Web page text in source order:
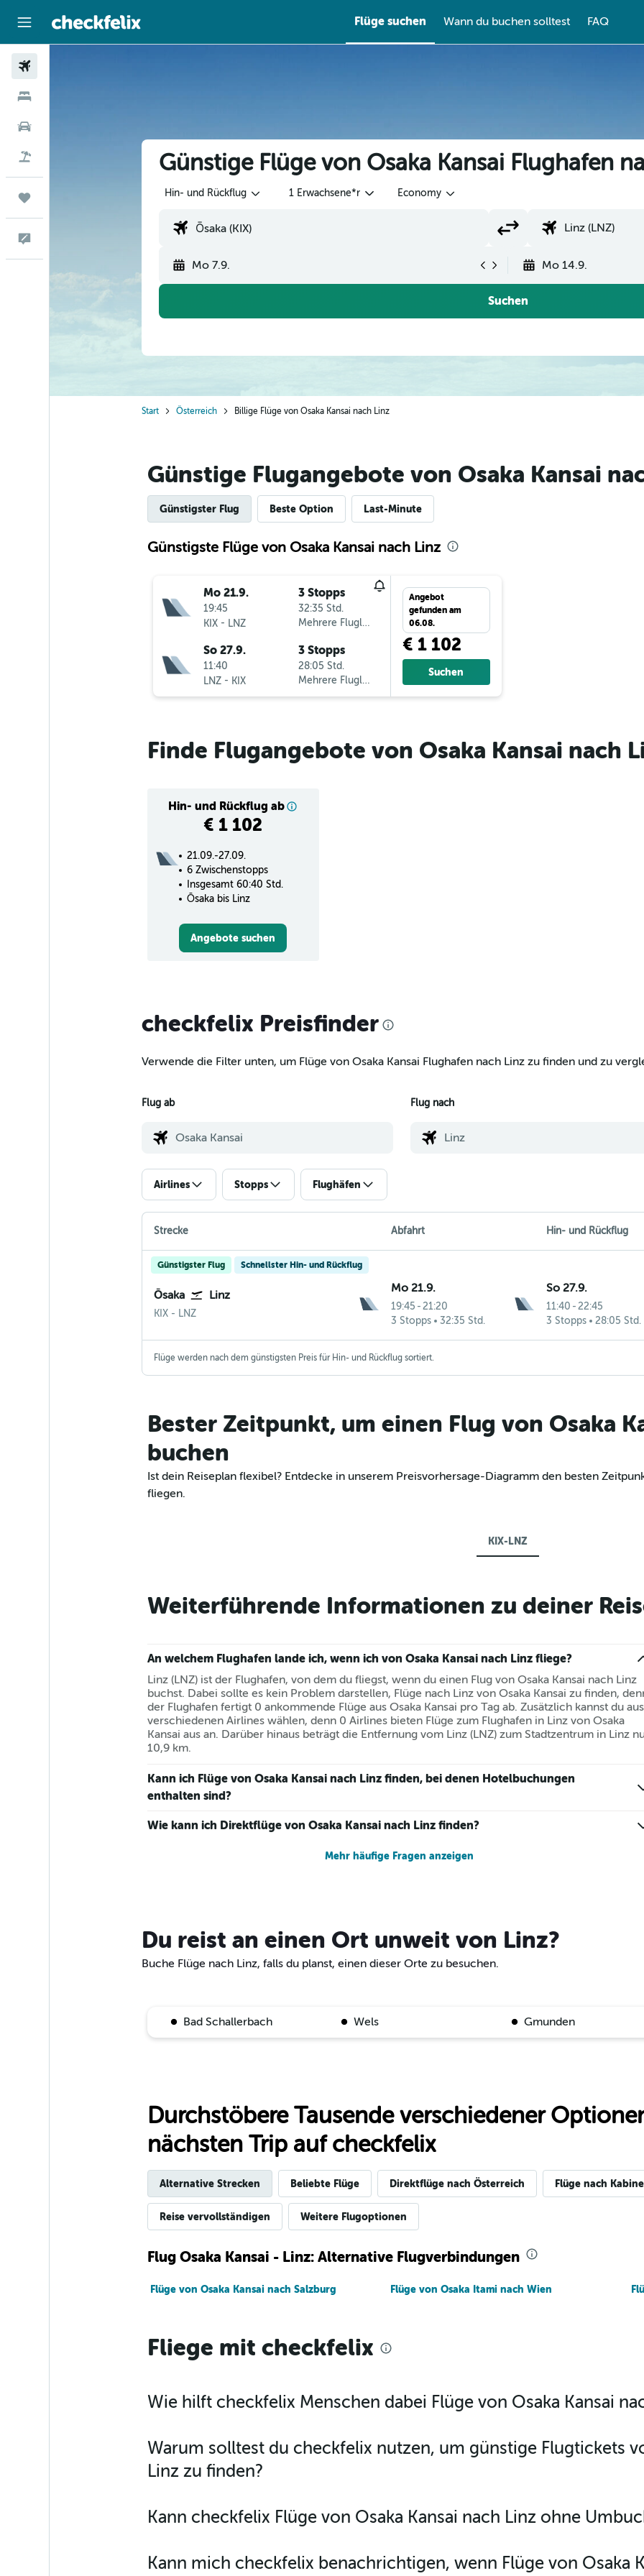
Flüge suchen Wann du buchen solltest FAQ
Günstige Flüge von Osaka Kansai Flughafen
Hin- und Rückflug 1 Erwachsene*r Economy
Mo 7.9. Mo 14.9.
Suchen
Start Österreich Billige Flüge von Osaka Kansai nach Linz
Günstige Flugangebote von Osaka Kansai
Günstigster Flug Beste Option Last-Minute
Günstigste Flüge von Osaka Kansai nach Linz
Mo 21.9.
19:45
KIX- LNZ
3 Stopps
32:35 Std.
Mehrere Fluglinien
So 27.9.
11:40
LNZ- KIX
3 Stopps
28:05 Std.
Mehrere Fluglinien
Angebot
gefunden am
06.08.
€ 1 102
Suchen
Finde Flugangebote von Osaka Kansai nach
Hin- und Rückflug ab
€ 1 102
21.09.-27.09.
6 Zwischenstopps
Insgesamt 60:40 Std.
Ōsaka bis Linz
Angebote suchen
checkfelix Preisfinder
Verwende die Filter unten, um Flüge von Osaka Kansai Flughafen nach Linz zu finden und zu
Flug ab Flug nach
Airlines Stopps Flughäfen
Strecke Abfahrt Hin- und Rückflug
Günstigster Flug Schnellster Hin- und Rückflug
Ōsaka Linz
KIX Osaka Kansai
- LNZ
Mo 21.9.
19:45 - 21:20
3 Stopps
32:35 Std.
So 27.9.
11:40 - 22:45
3 Stopps
28:05 Std.
Flüge werden nach dem günstigsten Preis für Hin- und Rückflug sortiert.
Bester Zeitpunkt, um einen Flug von Osaka
buchen
Ist dein Reiseplan flexibel? Entdecke in unserem Preisvorhersage-Diagramm den besten
fliegen.
KIX-LNZ
Weiterführende Informationen zu deiner
An welchem Flughafen lande ich, wenn ich von Osaka Kansai nach Linz fliege?
Linz (LNZ) ist der Flughafen, von dem du fliegst, wenn du einen Flug von Osaka Kansai nach Linz
buchst. Dabei sollte es kein Problem darstellen, Flüge nach Linz von Osaka Kansai zu finden,
der Flughafen fertigt 0 ankommende Flüge aus Osaka Kansai pro Tag ab. Zusätzlich kannst du aus
verschiedenen Airlines wählen, denn 0 Airlines bieten Flüge zum Flughafen in Linz von Osaka
Kansai aus an. Darüber hinaus beträgt die Entfernung vom Linz (LNZ) zum Stadtzentrum in Linz
10,9 km.
Kann ich Flüge von Osaka Kansai nach Linz finden, bei denen Hotelbuchungen
enthalten sind?
Wie kann ich Direktflüge von Osaka Kansai nach Linz finden?
Mehr häufige Fragen anzeigen
Du reist an einen Ort unweit von Linz?
Buche Flüge nach Linz, falls du planst, einen dieser Orte zu besuchen.
Bad Schallerbach Wels Gmunden
Durchstöbere Tausende verschiedener
nächsten Trip auf checkfelix
Alternative Strecken Beliebte Flüge Direktflüge nach Österreich Flüge nach
Reise vervollständigen Weitere Flugoptionen
Flug Osaka Kansai - Linz: Alternative Flugverbindungen
Flüge von Osaka Kansai nach Salzburg Flüge von Osaka Itami nach Wien
Fliege mit checkfelix
Wie hilft checkfelix Menschen dabei Flüge von Osaka Kansai
Warum solltest du checkfelix nutzen, um günstige Flugtickets
Linz zu finden?
Kann checkfelix Flüge von Osaka Kansai nach Linz ohne
Kann mich checkfelix benachrichtigen, wenn Flüge von Osaka